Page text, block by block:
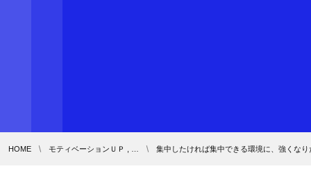
HOME モティベーションＵＰ , … 集中したければ集中できる環境に、強くな